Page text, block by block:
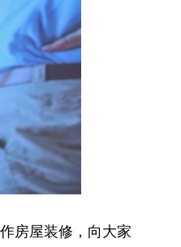
房屋装修，向大家